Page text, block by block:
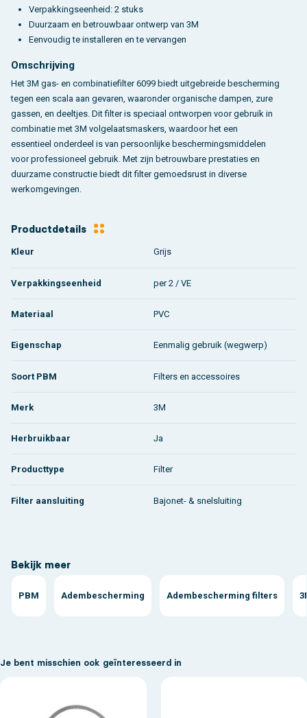
Verpakkingseenheid: 2 stuks
Duurzaam en betrouwbaar ontwerp van 3M
Eenvoudig te installeren en te vervangen
Omschrijving
Het 3M gas- en combinatiefilter 6099 biedt uitgebreide bescherming
tegen een scala aan gevaren, waaronder organische dampen, zure
gassen, en deeltjes. Dit filter is speciaal ontworpen voor gebruik in
combinatie met 3M volgelaatsmaskers, waardoor het een
essentieel onderdeel is van persoonlijke beschermingsmiddelen
voor professioneel gebruik. Met zijn betrouwbare prestaties en
duurzame constructie biedt dit filter gemoedsrust in diverse
werkomgevingen.
Productdetails
Kleur Grijs
Verpakkingseenheid per 2 / VE
Materiaal PVC
Eigenschap Eenmalig gebruik (wegwerp)
Soort PBM Filters en accessoires
Merk 3M
Herbruikbaar Ja
Producttype Filter
Filter aansluiting Bajonet- & snelsluiting
Bekijk meer
PBM Adembescherming Adembescherming filters
Je bent misschien ook geïnteresseerd in